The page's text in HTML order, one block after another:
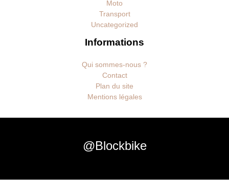
Moto
Transport
Uncategorized
Informations
Qui sommes-nous ?
Contact
Plan du site
Mentions légales
@Blockbike